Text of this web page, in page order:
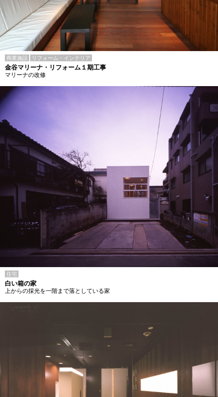
商業施設 リフォーム・インテリア
金谷マリーナ・リフォーム１期工事
マリーナの改修
住宅
白い箱の家
上からの採光を一階まで落としている家